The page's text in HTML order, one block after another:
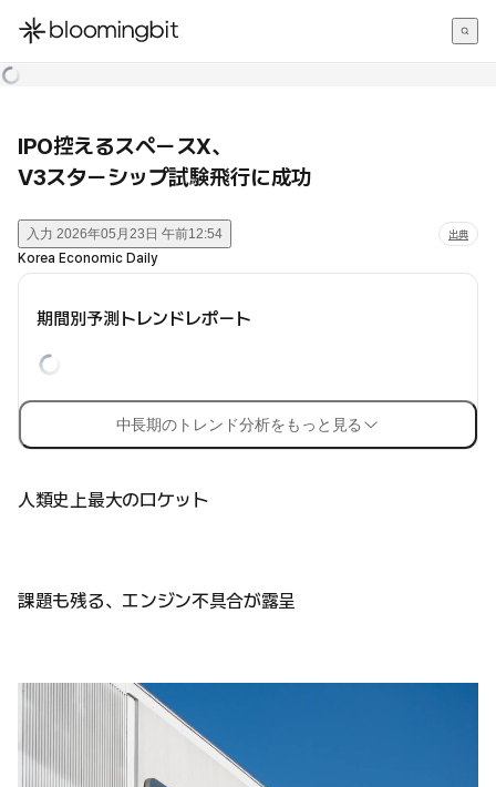
한국어
IPO控えるスペースX、
V3スターシップ試験飛行に成功
入力 2026年05月23日 午前12:54 出典
Korea Economic Daily
期間別予測トレンドレポート
中長期のトレンド分析をもっと見る
人類史上最大のロケット
課題も残る、エンジン不具合が露呈